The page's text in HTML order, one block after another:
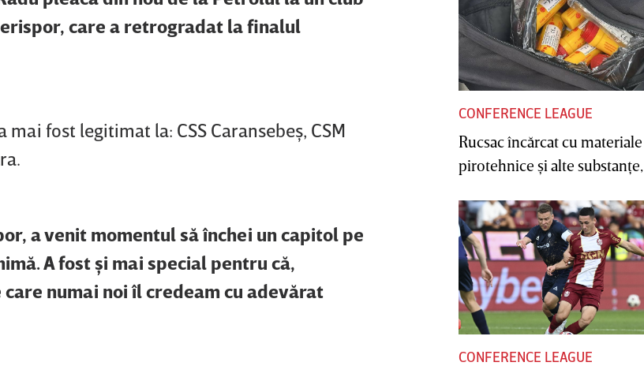
care a retrogradat la finalul
fost legitimat la: CSS Caransebeş, CSM
a venit momentul să închei un capitol pe
A fost şi mai special pentru că,
numai noi îl credeam cu adevărat
CONFERENCE LEAGUE
Rucsac încărcat cu materiale
pirotehnice şi alte substanţe,
CONFERENCE LEAGUE